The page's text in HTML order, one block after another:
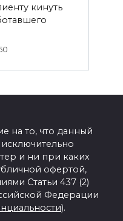
кинуть
на то, что данный
и ни при каких
офертой,
Статьи 437 (2)
Федерации
).